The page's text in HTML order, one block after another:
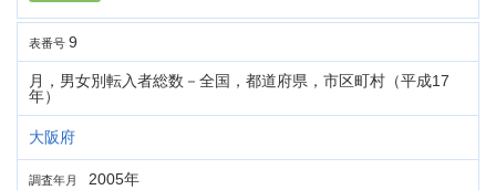
表番号 9
月，男女別転入者総数－全国，都道府県，市区町村（平成17
年）
大阪府
調査年月 2005年